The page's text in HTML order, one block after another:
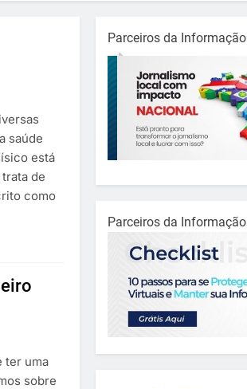
saúde
está
de
como
ter uma
sobre
Parceiros da Informação
Parceiros da Informação